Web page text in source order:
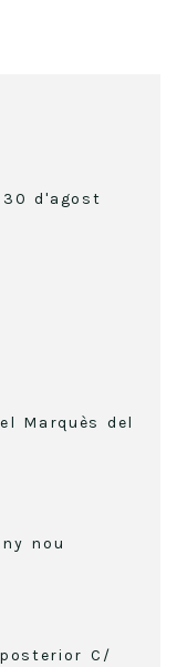
d'agost
Marquès del
nou
C/